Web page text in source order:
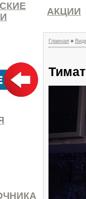
АКЦИИ
Главная »